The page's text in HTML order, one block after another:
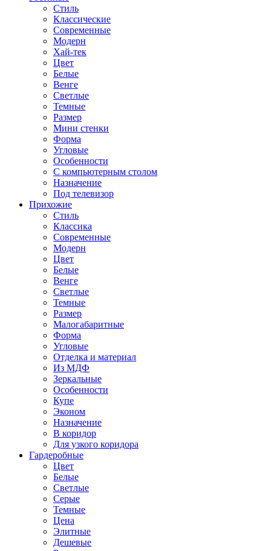
Стиль
Классические
Современные
Модерн
Хай-тек
Цвет
Белые
Венге
Светлые
Темные
Размер
Мини стенки
Форма
Угловые
Особенности
С компьютерным столом
Назначение
Под телевизор
Прихожие
Стиль
Классика
Современные
Модерн
Цвет
Белые
Венге
Светлые
Темные
Размер
Малогабаритные
Форма
Угловые
Отделка и материал
Из МДФ
Зеркальные
Особенности
Купе
Эконом
Назначение
В коридор
Для узкого коридора
Гардеробные
Цвет
Белые
Светлые
Серые
Темные
Цена
Элитные
Дешевые